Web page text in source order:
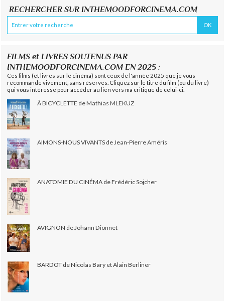
RECHERCHER SUR INTHEMOODFORCINEMA.COM
FILMS et LIVRES SOUTENUS PAR
INTHEMOODFORCINEMA.COM EN 2025 :
Ces films (et livres sur le cinéma) sont ceux de l'année 2025 que je vous
recommande vivement, sans réserves. Cliquez sur le titre du film (ou du livre)
qui vous intéresse pour accéder au lien vers ma critique de celui-ci.
À BICYCLETTE de Mathias MLEKUZ
AIMONS-NOUS VIVANTS de Jean-Pierre Améris
ANATOMIE DU CINÉMA de Frédéric Sojcher
AVIGNON de Johann Dionnet
BARDOT de Nicolas Bary et Alain Berliner